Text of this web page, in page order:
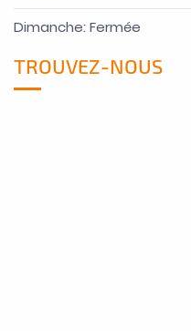
Dimanche: Fermée
TROUVEZ-NOUS